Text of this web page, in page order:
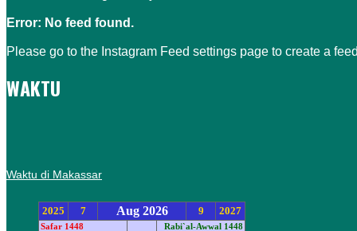
Error: No feed found.
Please go to the Instagram Feed settings page to create a
WAKTU
Waktu di Makassar